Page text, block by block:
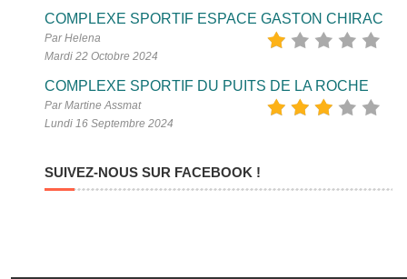
COMPLEXE SPORTIF ESPACE GASTON CHIRAC
Par Helena
Mardi 22 Octobre 2024
COMPLEXE SPORTIF DU PUITS DE LA ROCHE
Par Martine Assmat
Lundi 16 Septembre 2024
SUIVEZ-NOUS SUR FACEBOOK !